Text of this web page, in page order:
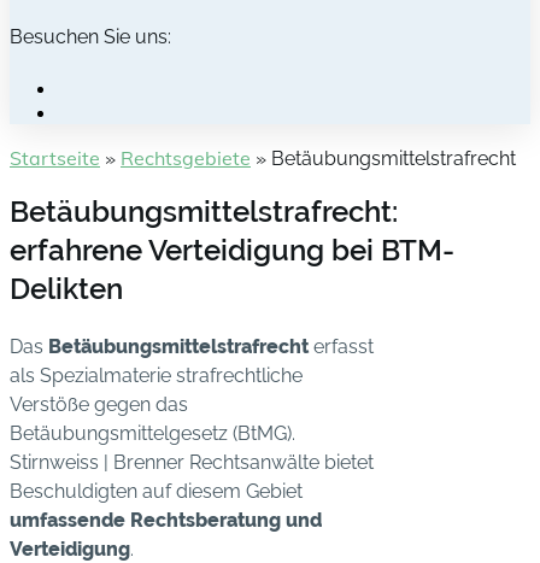
Besuchen Sie uns:
Startseite » Rechtsgebiete » Betäubungsmittelstrafrecht
Betäubungsmittelstrafrecht:
erfahrene Verteidigung bei BTM-
Delikten
Das Betäubungsmittelstrafrecht erfasst
als Spezialmaterie strafrechtliche
Verstöße gegen das
Betäubungsmittelgesetz (BtMG).
Stirnweiss | Brenner Rechtsanwälte bietet
Beschuldigten auf diesem Gebiet
umfassende Rechtsberatung und
Verteidigung.